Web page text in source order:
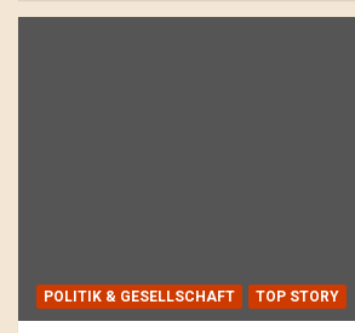
POLITIK & GESELLSCHAFT TOP STORY